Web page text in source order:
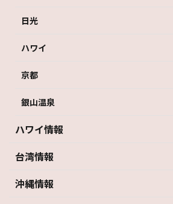
日光
ハワイ
京都
銀山温泉
ハワイ情報
台湾情報
沖縄情報